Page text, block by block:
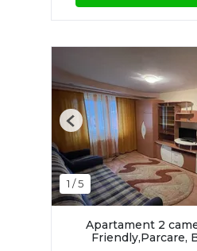
1 /5
Previous
Apartament 2
Friendly,Parcare,